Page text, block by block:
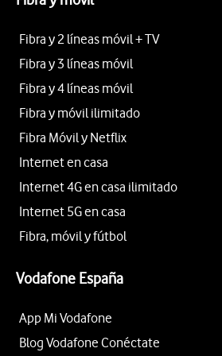
Fibra y 2 líneas móvil + TV
Fibra y 3 líneas móvil
Fibra y 4 líneas móvil
Fibra y móvil ilimitado
Fibra Móvil y Netflix
Internet en casa
Internet 4G en casa ilimitado
Internet 5G en casa
Fibra, móvil y fútbol
Vodafone España
App Mi Vodafone
Blog Vodafone Conéctate